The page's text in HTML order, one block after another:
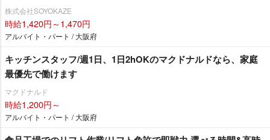
株式会社SOYOKAZE
時給1,420円～1,470円
アルバイト・パート / 大阪府
キッチンスタッフ/週1日、1日2hOKのマクドナルドなら、家庭
最優先で働けます
マクドナルド
時給1,200円～
アルバイト・パート / 大阪府